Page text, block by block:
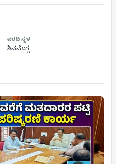
ವರದಿ ಸ್ಥಳ
ಶಿವಮೊಗ್ಗ